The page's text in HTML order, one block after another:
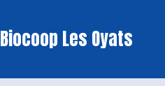
Biocoop Les Oyats